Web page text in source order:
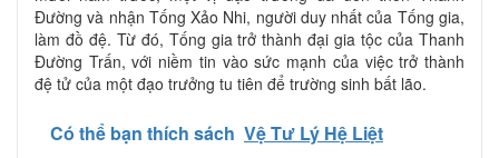
Đường và nhận Tống Xảo Nhi, người duy nhất của Tống gia,
làm đồ đệ. Từ đó, Tống gia trở thành đại gia tộc của Thanh
Đường Trấn, với niềm tin vào sức mạnh của việc trở thành
đệ tử của một đạo trưởng tu tiên để trường sinh bất lão.
Có thể bạn thích sách Vệ Tư Lý Hệ Liệt